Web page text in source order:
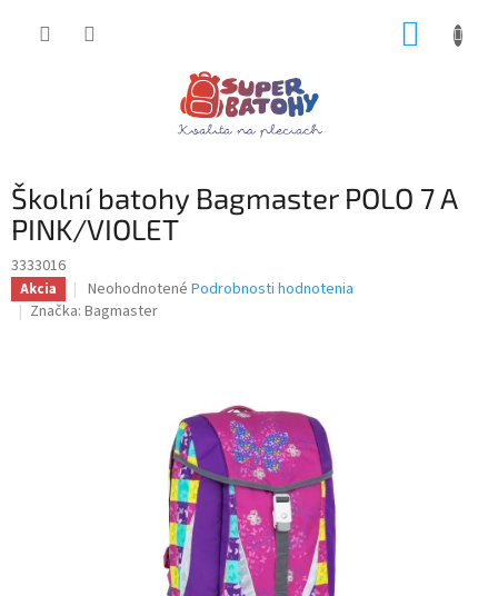
Školní batohy Bagmaster POLO 7 A
PINK/VIOLET
3333016
Akcia
Priemerné
hodnotenie
Neohodnotené Podrobnosti hodnotenia
Značka: Bagmaster